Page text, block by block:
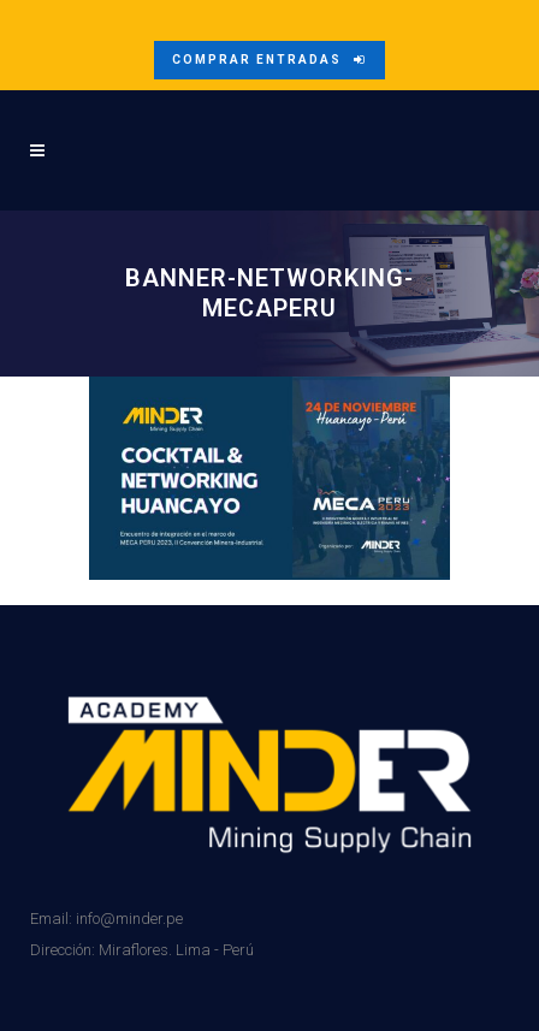
COMPRAR ENTRADAS
BANNER-NETWORKING-
MECAPERU
Email: info@minder.pe
Dirección: Miraflores. Lima - Perú